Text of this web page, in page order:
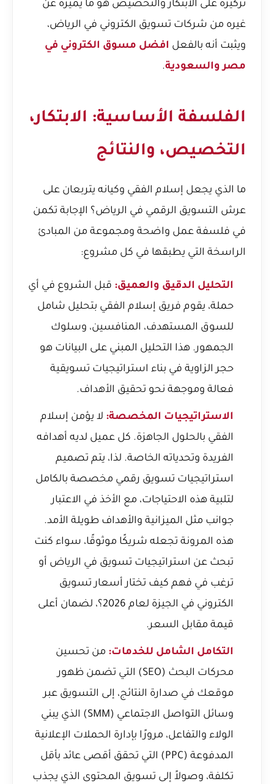
تركيزه على الابتكار والتخصيص هو ما يميزه عن
غيره من شركات تسويق الكتروني في الرياض،
ويثبت أنه بالفعل افضل مسوق الكتروني في
مصر والسعودية.
الفلسفة الأساسية: الابتكار،
التخصيص، والنتائج
ما الذي يجعل إسلام الفقي وكيانه يتربعان على
عرش التسويق الرقمي في الرياض؟ الإجابة تكمن
في فلسفة عمل واضحة ومجموعة من المبادئ
الراسخة التي يطبقها في كل مشروع:
التحليل الدقيق والعميق: قبل الشروع في أي
حملة، يقوم فريق إسلام الفقي بتحليل شامل
للسوق المستهدف، المنافسين، وسلوك
الجمهور. هذا التحليل المبني على البيانات هو
حجر الزاوية في بناء استراتيجيات تسويقية
فعالة وموجهة نحو تحقيق الأهداف.
الاستراتيجيات المخصصة: لا يؤمن إسلام
الفقي بالحلول الجاهزة. كل عميل لديه أهدافه
الفريدة وتحدياته الخاصة. لذا، يتم تصميم
استراتيجيات تسويق رقمي مخصصة بالكامل
لتلبية هذه الاحتياجات، مع الأخذ في الاعتبار
جوانب مثل الميزانية والأهداف طويلة الأمد.
هذه المرونة تجعله شريكًا موثوقًا، سواء كنت
تبحث عن استراتيجيات تسويق في الرياض أو
ترغب في فهم كيف تختار أسعار تسويق
الكتروني في الجيزة لعام 2026؟
، لضمان أعلى
قيمة مقابل السعر.
التكامل الشامل للخدمات: من تحسين
محركات البحث (SEO) التي تضمن ظهور
موقعك في صدارة النتائج، إلى التسويق عبر
وسائل التواصل الاجتماعي (SMM) الذي يبني
الولاء والتفاعل، مرورًا بإدارة الحملات الإعلانية
المدفوعة (PPC) التي تحقق أقصى عائد بأقل
تكلفة، وصولاً إلى تسويق المحتوى الذي يجذب